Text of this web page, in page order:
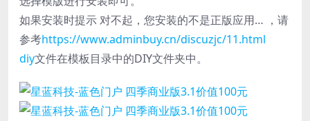
如果安装时提示 对不起，您安装的不是正版应用… ，请
参考https://www.adminbuy.cn/discuzjc/11.html
diy文件在模板目录中的DIY文件夹中。